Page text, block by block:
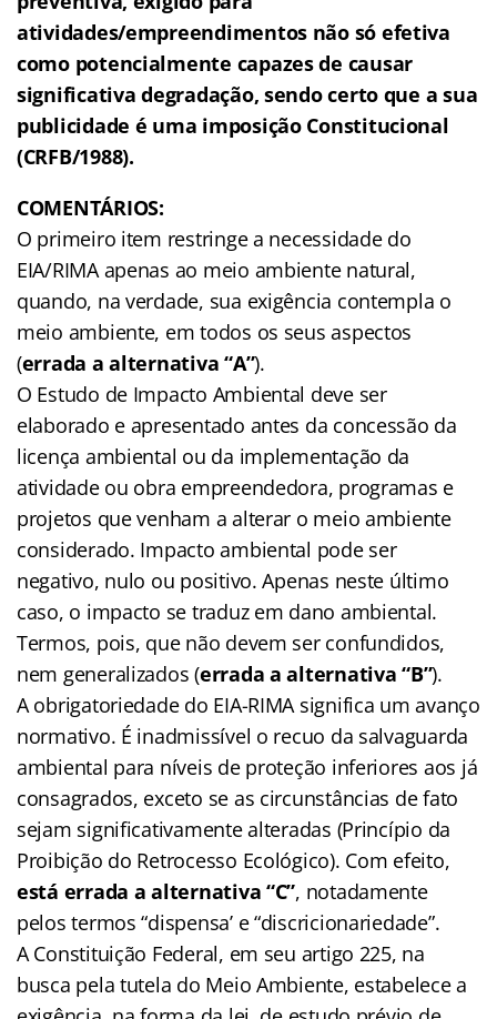
atividades/empreendimentos não só efetiva
como potencialmente capazes de causar
significativa degradação, sendo certo que a sua
publicidade é uma imposição Constitucional
(CRFB/1988).
COMENTÁRIOS:
O primeiro item restringe a necessidade do
EIA/RIMA apenas ao meio ambiente natural,
quando, na verdade, sua exigência contempla o
meio ambiente, em todos os seus aspectos
(errada a alternativa “A”).
O Estudo de Impacto Ambiental deve ser
elaborado e apresentado antes da concessão da
licença ambiental ou da implementação da
atividade ou obra empreendedora, programas e
projetos que venham a alterar o meio ambiente
considerado. Impacto ambiental pode ser
negativo, nulo ou positivo. Apenas neste último
caso, o impacto se traduz em dano ambiental.
Termos, pois, que não devem ser confundidos,
nem generalizados (errada a alternativa “B”).
A obrigatoriedade do EIA-RIMA significa um avanço
normativo. É inadmissível o recuo da salvaguarda
ambiental para níveis de proteção inferiores aos já
consagrados, exceto se as circunstâncias de fato
sejam significativamente alteradas (Princípio da
Proibição do Retrocesso Ecológico). Com efeito,
está errada a alternativa “C”, notadamente
pelos termos “dispensa’ e “discricionariedade”.
A Constituição Federal, em seu artigo 225, na
busca pela tutela do Meio Ambiente, estabelece a